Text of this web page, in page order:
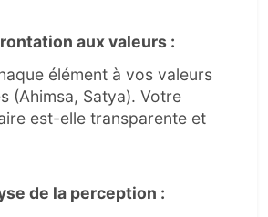
aux valeurs :
élément à vos valeurs
(Ahimsa, Satya). Votre
est-elle transparente et
de la perception :